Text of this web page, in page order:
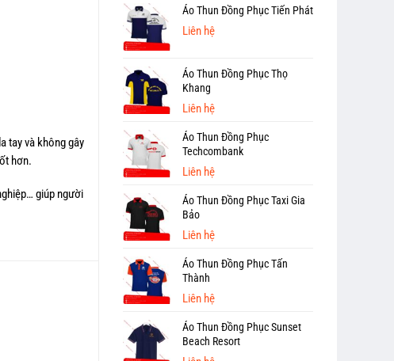
Áo Thun Đồng Phục Tiến Phát
Liên hệ
Áo Thun Đồng Phục Thọ
Khang
Liên hệ
Áo Thun Đồng Phục
Techcombank
Liên hệ
Áo Thun Đồng Phục Taxi Gia
Bảo
Liên hệ
Áo Thun Đồng Phục Tấn
Thành
Liên hệ
Áo Thun Đồng Phục Sunset
Beach Resort
tay và không gây
hơn.
giúp người